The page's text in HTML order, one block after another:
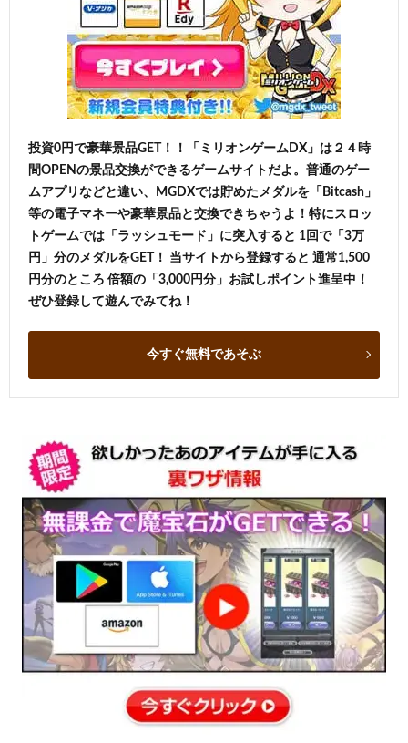
投資0円で豪華景品GET！！「ミリオンゲームDX」は２４時
間OPENの景品交換ができるゲームサイトだよ。普通のゲー
ムアプリなどと違い、MGDXでは貯めたメダルを「Bitcash」
等の電子マネーや豪華景品と交換できちゃうよ！特にスロッ
トゲームでは「ラッシュモード」に突入すると 1回で「3万
円」分のメダルをGET！ 当サイトから登録すると 通常1,500
円分のところ 倍額の「3,000円分」お試しポイント進呈中！
ぜひ登録して遊んでみてね！
今すぐ無料であそぶ